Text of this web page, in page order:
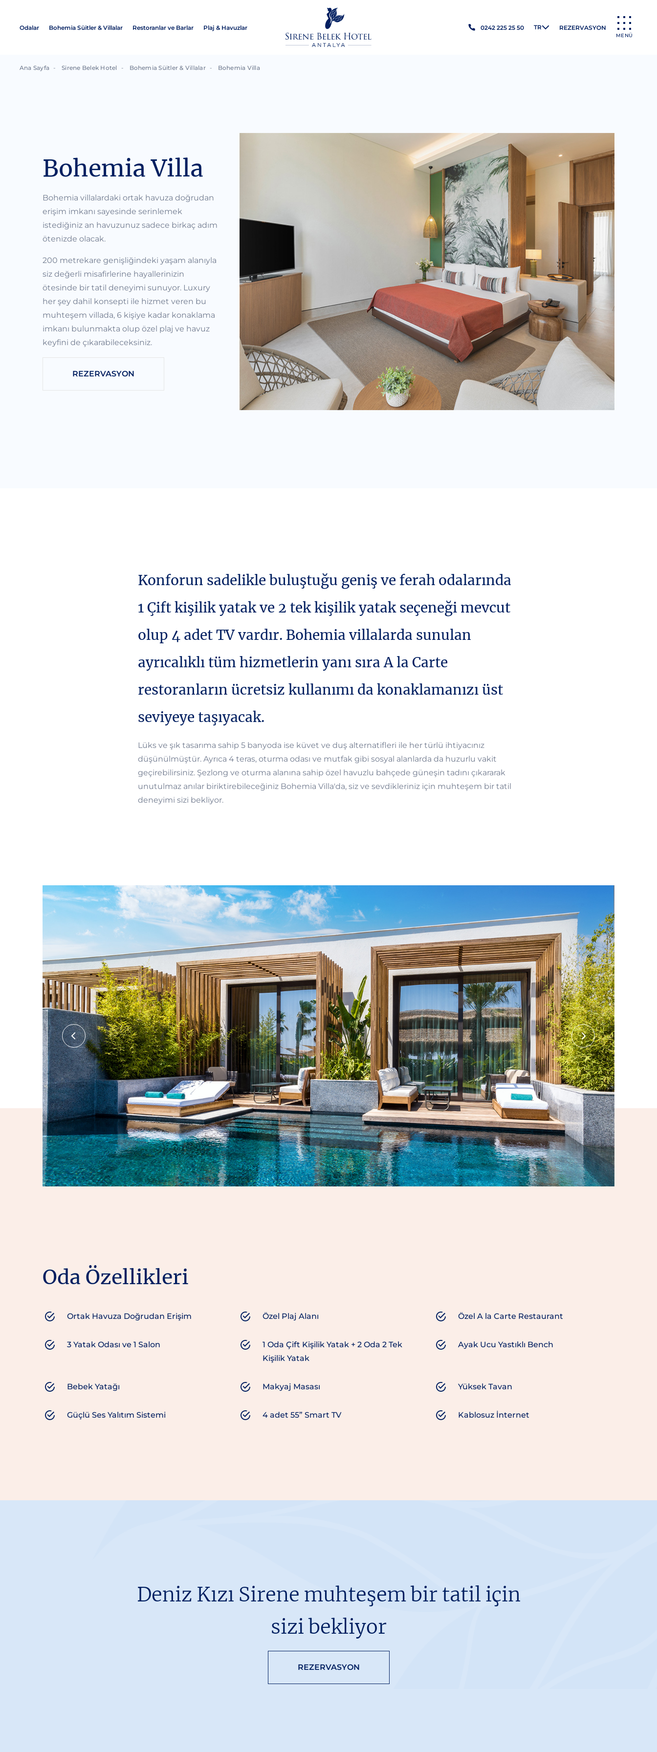
Odalar Bohemia Süitler & Villalar Restoranlar ve Barlar Plaj & Havuzlar 0242 225 25 50 TR REZERVASYON
MENÜ
Ana Sayfa Sirene Belek Hotel Bohemia Süitler & Villalar Bohemia Villa
Bohemia Villa
Bohemia villalardaki ortak havuza doğrudan
erişim imkanı sayesinde serinlemek
istediğiniz an havuzunuz sadece birkaç adım
ötenizde olacak.
200 metrekare genişliğindeki yaşam alanıyla
siz değerli misafirlerine hayallerinizin
ötesinde bir tatil deneyimi sunuyor. Luxury
her şey dahil konsepti ile hizmet veren bu
muhteşem villada, 6 kişiye kadar konaklama
imkanı bulunmakta olup özel plaj ve havuz
keyfini de çıkarabileceksiniz.
REZERVASYON
Konforun sadelikle buluştuğu geniş ve ferah odalarında
1 Çift kişilik yatak ve 2 tek kişilik yatak seçeneği mevcut
olup 4 adet TV vardır. Bohemia villalarda sunulan
ayrıcalıklı tüm hizmetlerin yanı sıra A la Carte
restoranların ücretsiz kullanımı da konaklamanızı üst
seviyeye taşıyacak.
Lüks ve şık tasarıma sahip 5 banyoda ise küvet ve duş alternatifleri ile her türlü ihtiyacınız
düşünülmüştür. Ayrıca 4 teras, oturma odası ve mutfak gibi sosyal alanlarda da huzurlu vakit
geçirebilirsiniz. Şezlong ve oturma alanına sahip özel havuzlu bahçede güneşin tadını çıkararak
unutulmaz anılar biriktirebileceğiniz Bohemia Villa'da, siz ve sevdikleriniz için muhteşem bir tatil
deneyimi sizi bekliyor.
Oda Özellikleri
Ortak Havuza Doğrudan Erişim Özel Plaj Alanı Özel A la Carte Restaurant
3 Yatak Odası ve 1 Salon
1 Oda Çift Kişilik Yatak + 2 Oda 2 Tek
Kişilik Yatak
Ayak Ucu Yastıklı Bench
Bebek Yatağı Makyaj Masası Yüksek Tavan
Güçlü Ses Yalıtım Sistemi 4 adet 55” Smart TV Kablosuz İnternet
Deniz Kızı Sirene muhteşem bir tatil için
sizi bekliyor
REZERVASYON